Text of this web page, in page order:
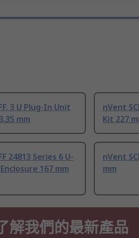
3 U Plug-In Unit
mm
nVent
Kit 227
24813 Series 6 U-
167 mm
nVent
mm
解我們的最新產品